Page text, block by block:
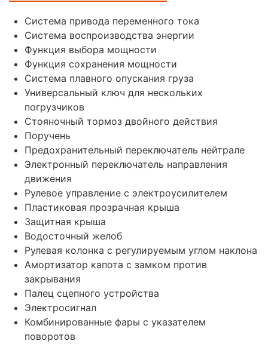
Система привода переменного тока
Система воспроизводства энергии
Функция выбора мощности
Функция сохранения мощности
Система плавного опускания груза
Универсальный ключ для нескольких
погрузчиков
Стояночный тормоз двойного действия
Поручень
Предохранительный переключатель нейтрале
Электронный переключатель направления
движения
Рулевое управление с электроусилителем
Пластиковая прозрачная крыша
Защитная крыша
Водосточный желоб
Рулевая колонка с регулируемым углом наклона
Амортизатор капота с замком против
закрывания
Палец сцепного устройства
Электросигнал
Комбинированные фары с указателем
поворотов